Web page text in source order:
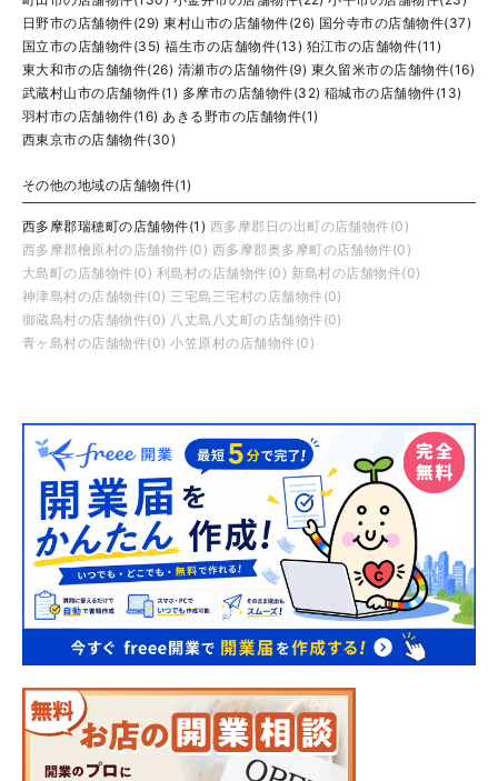
日野市の店舗物件(29) 東村山市の店舗物件(26) 国分寺市の店舗物件(37)
国立市の店舗物件(35) 福生市の店舗物件(13) 狛江市の店舗物件(11)
東大和市の店舗物件(26) 清瀬市の店舗物件(9) 東久留米市の店舗物件(16)
武蔵村山市の店舗物件(1) 多摩市の店舗物件(32) 稲城市の店舗物件(13)
羽村市の店舗物件(16) あきる野市の店舗物件(1)
西東京市の店舗物件(30)
その他の地域の店舗物件(1)
西多摩郡瑞穂町の店舗物件(1) 西多摩郡日の出町の店舗物件(0)
西多摩郡檜原村の店舗物件(0) 西多摩郡奥多摩町の店舗物件(0)
大島町の店舗物件(0) 利島村の店舗物件(0) 新島村の店舗物件(0)
神津島村の店舗物件(0) 三宅島三宅村の店舗物件(0)
御蔵島村の店舗物件(0) 八丈島八丈町の店舗物件(0)
青ヶ島村の店舗物件(0) 小笠原村の店舗物件(0)